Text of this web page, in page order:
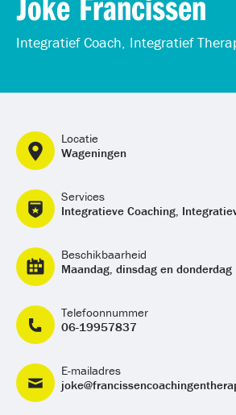
Integratief Coach, Integratief
Locatie
Wageningen
Services
Integratieve Coaching,
Beschikbaarheid
Maandag, dinsdag en donderdag
Telefoonnummer
06-19957837
E-mailadres